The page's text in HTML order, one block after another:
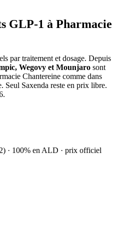
GLP-1 à Pharmacie
par traitement et dosage. Depuis
Wegovy et Mounjaro sont
Chantereine comme dans
Seul Saxenda reste en prix libre.
· 100% en ALD · prix officiel